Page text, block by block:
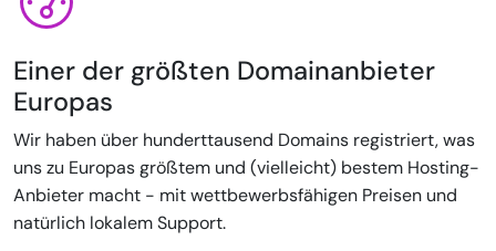
Einer der größten Domainanbieter
Europas
Wir haben über hunderttausend Domains registriert, was
uns zu Europas größtem und (vielleicht) bestem Hosting-
Anbieter macht - mit wettbewerbsfähigen Preisen und
natürlich lokalem Support.